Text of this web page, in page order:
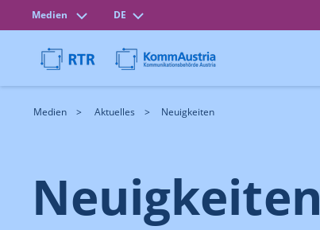
Medien DE
Medien Aktuelles Neuigkeiten
Neuigkeiten